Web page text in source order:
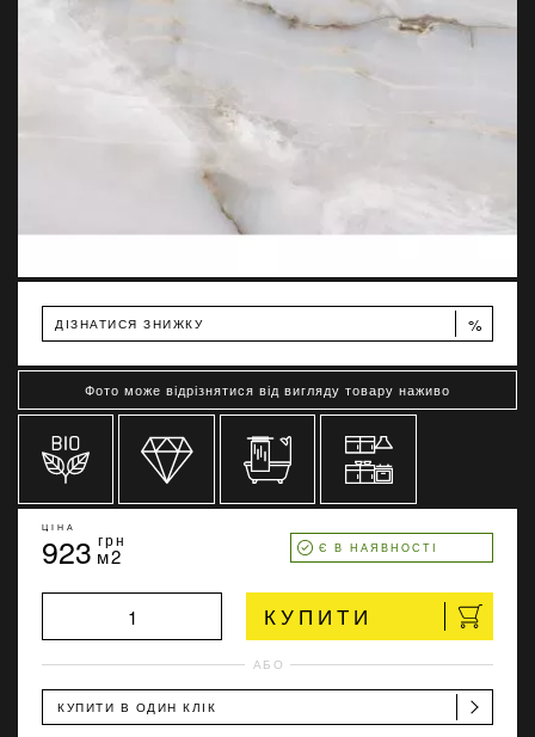
ДІЗНАТИСЯ ЗНИЖКУ %
Фото може відрізнятися від вигляду товару наживо
ЦІНА
923 грн
м2 Є В НАЯВНОСТІ
КУПИТИ
АБО
КУПИТИ В ОДИН КЛІК